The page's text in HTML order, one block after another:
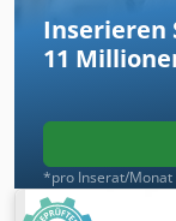
Inserieren
11
*pro Inserat/Monat